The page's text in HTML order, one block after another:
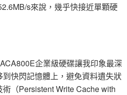
s來說，幾乎快接近單顆硬
企業級硬碟讓我印象最深
快閃記憶體上，避免資料遺失狀
（Persistent Write Cache with